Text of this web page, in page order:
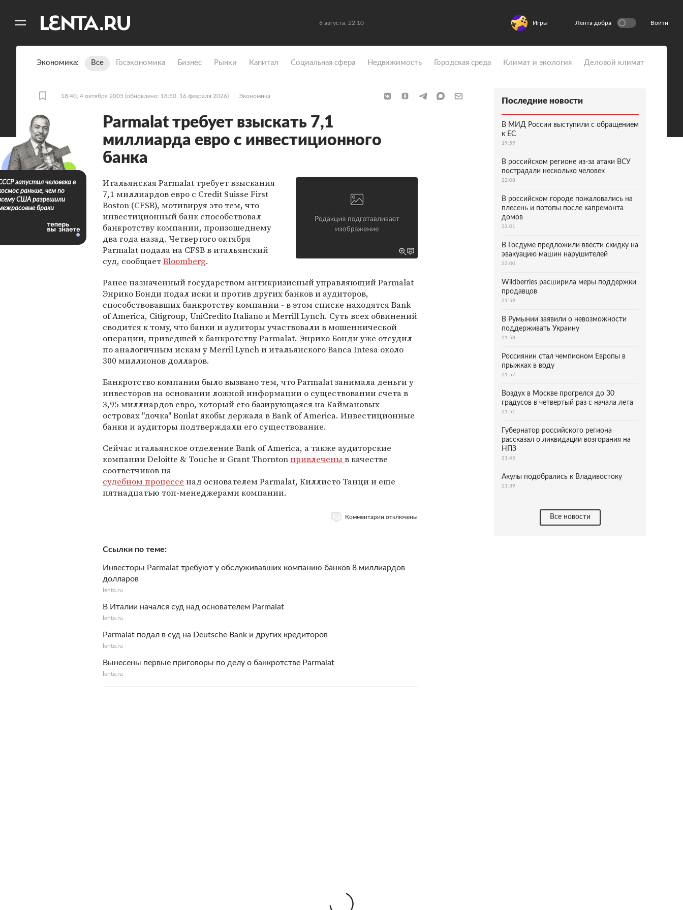
6 августа, 22:10 Игры Лента добра Войти
Экономика Все Госэкономика Бизнес Рынки Капитал Социальная сфера Недвижимость Городская среда Климат и экология Деловой климат
18:40, 4 октября 2005 (обновлено: 18:50, 16 февраля 2026) Экономика
Parmalat требует взыскать 7,1
миллиарда евро с инвестиционного
банка
Итальянская Parmalat требует взыскания
7,1 миллиардов евро с Credit Suisse First
Boston (CFSB), мотивируя это тем, что
инвестиционный банк способствовал
банкротству компании, произошеднему
два года назад. Четвертого октября
Parmalat подала на CFSB в итальянский
суд, сообщаетBloomberg.
Ранее назначенный государством антикризисный управляющий Parmalat
Энрико Бонди подал иски и против других банков и аудиторов,
способствовавших банкротству компании - в этом списке находятся Bank
of America, Citigroup, UniCredito Italiano и Merrill Lynch. Суть всех обвинений
сводится к тому, что банки и аудиторы участвовали в мошеннической
операции, приведшей к банкротству Parmalat. Энрико Бонди уже отсудил
по аналогичным искам у Merril Lynch и итальянского Banca Intesa около
300 миллионов долларов.
Банкротство компании было вызвано тем, что Parmalat занимала деньги у
инвесторов на основании ложной информации о существовании счета в
3,95 миллиардов евро, который его базирующаяся на Каймановых
островах "дочка" Bonlat якобы держала в Bank of America. Инвестиционные
банки и аудиторы подтверждали его существование.
Сейчас итальянское отделение Bank of America, а также аудиторские
компании Deloitte & Touche и Grant Thorntonпривлеченыв качестве
соответчиков на
судебном процессе над основателем Parmalat, Киллисто Танци и еще
пятнадцатью топ-менеджерами компании.
Комментарии отключены
Ссылки по теме
Инвесторы Parmalat требуют у обслуживавших компанию банков 8 миллиардов
долларов
lenta.ru
В Италии начался суд над основателем Parmalat
lenta.ru
Parmalat подал в суд на Deutsche Bank и других кредиторов
lenta.ru
Вынесены первые приговоры по делу о банкротстве Parmalat
lenta.ru
запустил человека в
раньше, чем по
США разрешили
браки
Последние новости
В МИД России выступили с обращением
к ЕС
19:59
В российском регионе из-за атаки ВСУ
пострадали несколько человек
22:08
В российском городе пожаловались на
плесень и потопы после капремонта
домов
22:01
В Госдуме предложили ввести скидку на
эвакуацию машин нарушителей
22:00
Wildberries расширила меры поддержки
продавцов
21:59
В Румынии заявили о невозможности
поддерживать Украину
21:58
Россиянин стал чемпионом Европы в
прыжках в воду
21:57
Воздух в Москве прогрелся до 30
градусов в четвертый раз с начала лета
21:51
Губернатор российского региона
рассказал о ликвидации возгорания на
НПЗ
21:45
Акулы подобрались к Владивостоку
21:39
Все новости